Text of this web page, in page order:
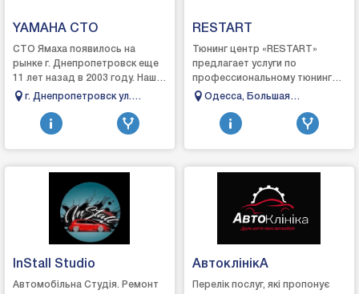
YAMAHA СТО
СТО Ямаха появилось на
рынке г. Днепропетровск еще
11 лет назад в 2003 году. Наше
СТО занималось
водной техники. Заэти год...
г. Днепропетровск ул.
Малиновского 70а
RESTART
Тюнинг центр «RESTART»
предлагает услуги по
профессиональному тюнингу
Вашего автомобиля. Если у Вас
подскажем, как ее во...
Одесса, Большая
Арнаутская, 76а
InStall Studio
Автомобільна Студія. Ремонт
АвтоклінікА
Перелік послуг, які пропонує